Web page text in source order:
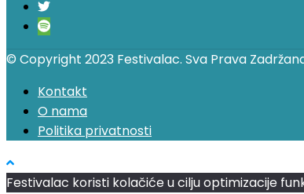
© Copyright 2023 Festivalac. Sva Prava
Kontakt
O nama
Politika privatnosti
Festivalac koristi kolačiće u cilju optimizacije